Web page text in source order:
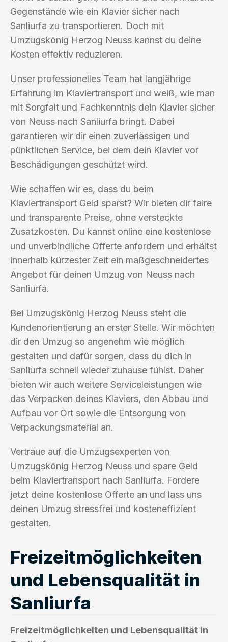
Gegenstände wie ein Klavier sicher nach
Sanliurfa zu transportieren. Doch mit
Umzugskönig Herzog Neuss kannst du deine
Kosten effektiv reduzieren.
Unser professionelles Team hat langjährige
Erfahrung im Klaviertransport und weiß, wie man
mit Sorgfalt und Fachkenntnis dein Klavier sicher
von Neuss nach Sanliurfa bringt. Dabei
garantieren wir dir einen zuverlässigen und
pünktlichen Service, bei dem dein Klavier vor
Beschädigungen geschützt wird.
Wie schaffen wir es, dass du beim
Klaviertransport Geld sparst? Wir bieten dir faire
und transparente Preise, ohne versteckte
Zusatzkosten. Du kannst online eine kostenlose
und unverbindliche Offerte anfordern und erhältst
innerhalb kürzester Zeit ein maßgeschneidertes
Angebot für deinen Umzug von Neuss nach
Sanliurfa.
Bei Umzugskönig Herzog Neuss steht die
Kundenorientierung an erster Stelle. Wir möchten
dir den Umzug so angenehm wie möglich
gestalten und dafür sorgen, dass du dich in
Sanliurfa schnell wieder zuhause fühlst. Daher
bieten wir auch weitere Serviceleistungen wie
das Verpacken deines Klaviers, den Abbau und
Aufbau vor Ort sowie die Entsorgung von
Verpackungsmaterial an.
Vertraue auf die Umzugsexperten von
Umzugskönig Herzog Neuss und spare Geld
beim Klaviertransport nach Sanliurfa. Fordere
jetzt deine kostenlose Offerte an und lass uns
deinen Umzug stressfrei und kosteneffizient
gestalten.
Freizeitmöglichkeiten
und Lebensqualität in
Sanliurfa
Freizeitmöglichkeiten und Lebensqualität in